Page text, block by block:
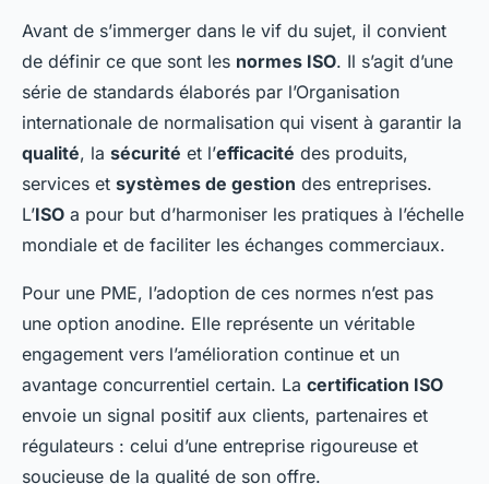
Avant de s’immerger dans le vif du sujet, il convient
de définir ce que sont les normes ISO. Il s’agit d’une
série de standards élaborés par l’Organisation
internationale de normalisation qui visent à garantir la
qualité, la sécurité et l’efficacité des produits,
services et systèmes de gestion des entreprises.
L’ISO a pour but d’harmoniser les pratiques à l’échelle
mondiale et de faciliter les échanges commerciaux.
Pour une PME, l’adoption de ces normes n’est pas
une option anodine. Elle représente un véritable
engagement vers l’amélioration continue et un
avantage concurrentiel certain. La certification ISO
envoie un signal positif aux clients, partenaires et
régulateurs : celui d’une entreprise rigoureuse et
soucieuse de la qualité de son offre.